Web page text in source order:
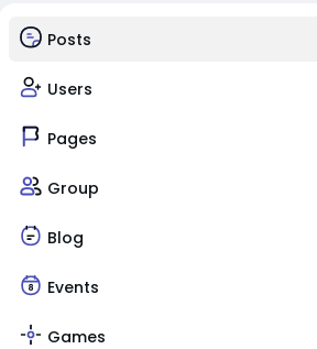
Posts
Users
Pages
Group
Blog
Events
Games